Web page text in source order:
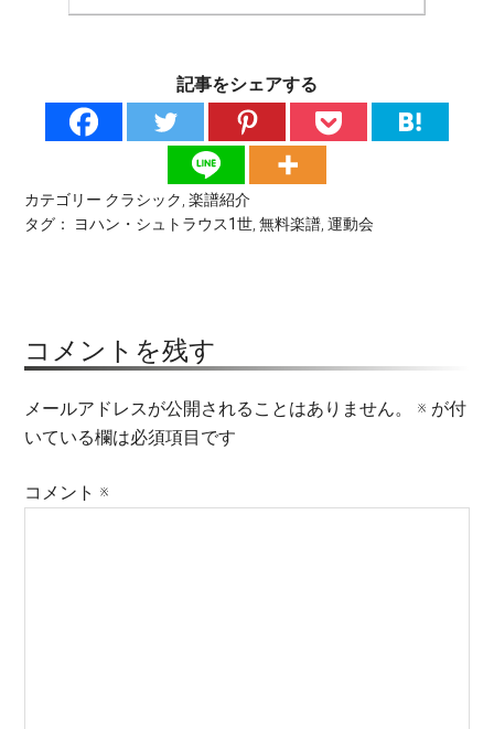
記事をシェアする
カテゴリー クラシック ,楽譜紹介
タグ：
ヨハン・シュトラウス1世 ,無料楽譜 ,運動会
コメントを残す
メールアドレスが公開されることはありません。 ※ が付
いている欄は必須項目です
コメント ※